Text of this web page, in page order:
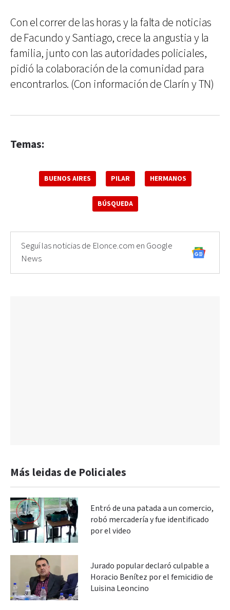
Con el correr de las horas y la falta de noticias
de Facundo y Santiago, crece la angustia y la
familia, junto con las autoridades policiales,
pidió la colaboración de la comunidad para
encontrarlos. (Con información de Clarín y TN)
Temas:
BUENOS AIRES PILAR HERMANOS
BÚSQUEDA
Seguí las noticias de Elonce.com en Google
News
Más leidas de Policiales
Entró de una patada a un comercio,
robó mercadería y fue identificado
por el video
Jurado popular declaró culpable a
Horacio Benítez por el femicidio de
Luisina Leoncino